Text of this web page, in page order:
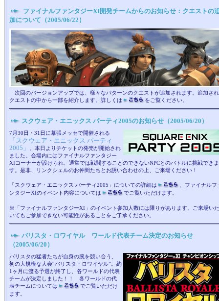
ファイナルファンタジーXI開発チームからのお知らせ：クエストの
加について（2005/06/22）
次回のバージョンアップでは、様々なパターンのクエストが追加されます。追加さ
クエストの中から一部を紹介します。詳しくは
をご覧ください。
スクウェア・エニックス パーティ2005のお知らせ（2005/06/20）
7月30日・31日に幕張メッセで開催される
「スクウェア・エニックス パーティ
2005」
。本日よりチケットの発売が開始され
ました。会場内にはファイナルファンタジー
XIコーナーが設けられ、通常では戦闘することのできないNPCとのバトルに挑戦できま
す。是非、リンクシェルのお仲間たちとお誘い合わせの上、ご来場ください！
「スクウェア・エニックス パーティ2005」についての詳細は
、ファイナルフ
ンタジーXIのイベント内容については
でご覧いただけます。
※「ファイナルファンタジーXI」のイベント参加人数には限りがあります。ご来場い
いてもご参加できない可能性があることをご了承ください。
バリスタ・ロワイヤル ワールド代表チーム決定のお知らせ
（2005/06/20）
バリスタの猛者たちが自身の腕を競い合う、
初の大規模な大会“バリスタ・ロワイヤル”。約
1ヶ月に渡る予選が終了し、各ワールドの代表
チームが決定しました！！ 各ワールドの代
表チームについては
でご覧いただけ
ます。